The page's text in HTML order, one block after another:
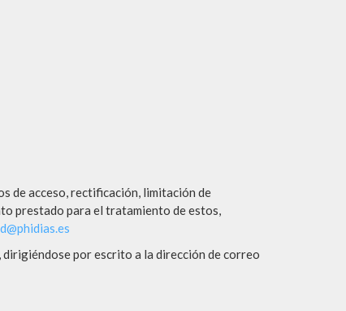
de acceso, rectificación, limitación de
prestado para el tratamiento de estos,
por escrito a la dirección de correo